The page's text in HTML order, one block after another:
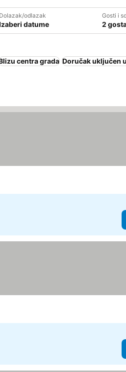
Dolazak/odlazak
datume
Gosti i
2
centra grada Doručak uključen